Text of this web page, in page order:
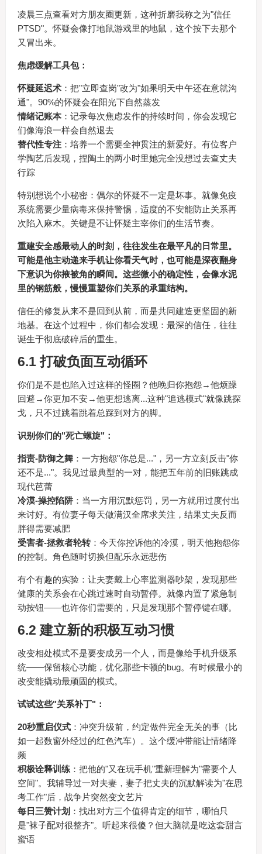
凌晨三点查看对方朋友圈更新，这种折磨我称之为"信任
PTSD"。怀疑会像打地鼠游戏里的地鼠，这个按下去那个
又冒出来。
焦虑缓解工具包：
怀疑延迟术：把"立即查岗"改为"如果明天中午还在意就沟
通"。90%的怀疑会在阳光下自然蒸发
情绪记账本：记录每次焦虑发作的持续时间，你会发现它
们像海浪一样会自然退去
替代性专注：培养一个需要全神贯注的新爱好。有位客户
学陶艺后发现，捏陶土的两小时里她完全没想过去查丈夫
行踪
特别想说个小秘密：偶尔的怀疑不一定是坏事。就像免疫
系统需要少量病毒来保持警惕，适度的不安能防止关系再
次陷入麻木。关键是不让怀疑主宰你们的生活节奏。
重建安全感最动人的时刻，往往发生在最平凡的日常里。
可能是他主动递来手机让你看天气时，也可能是深夜翻身
下意识为你掖被角的瞬间。这些微小的确定性，会像水泥
里的钢筋般，慢慢重塑你们关系的承重结构。
信任的修复从来不是回到从前，而是共同建造更坚固的新
地基。在这个过程中，你们都会发现：最深的信任，往往
诞生于彻底破碎后的重生。
6.1 打破负面互动循环
你们是不是也陷入过这样的怪圈？他晚归你抱怨→他烦躁
回避→你更加不安→他更想逃离...这种"追逃模式"就像跳探
戈，只不过跳着跳着总踩到对方的脚。
识别你们的"死亡螺旋"：
指责-防御之舞：一方抱怨"你总是..."，另一方立刻反击"你
还不是..."。我见过最典型的一对，能把五年前的旧账跳成
现代芭蕾
冷漠-操控陷阱：当一方用沉默惩罚，另一方就用过度付出
来讨好。有位妻子每天做满汉全席求关注，结果丈夫反而
胖得需要减肥
受害者-拯救者轮转：今天你控诉他的冷漠，明天他抱怨你
的控制。角色随时切换但配乐永远悲伤
有个有趣的实验：让夫妻戴上心率监测器吵架，发现那些
健康的关系会在心跳过速时自动暂停。就像内置了紧急制
动按钮——也许你们需要的，只是发现那个暂停键在哪。
6.2 建立新的积极互动习惯
改变相处模式不是要变成另一个人，而是像给手机升级系
统——保留核心功能，优化那些卡顿的bug。有时候最小的
改变能撬动最顽固的模式。
试试这些"关系补丁"：
20秒重启仪式：冲突升级前，约定做件完全无关的事（比
如一起数窗外经过的红色汽车）。这个缓冲带能让情绪降
频
积极诠释训练：把他的"又在玩手机"重新理解为"需要个人
空间"。我辅导过一对夫妻，妻子把丈夫的沉默解读为"在思
考工作"后，战争片突然变文艺片
每日三赞计划 ：找出对方三个值得肯定的细节，哪怕只
是"袜子配对很整齐"。听起来很傻？但大脑就是吃这套甜言
蜜语